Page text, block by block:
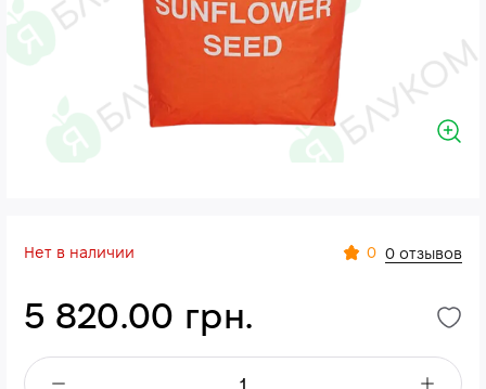
Нет в наличии 0 0 отзывов
5 820.00 грн.